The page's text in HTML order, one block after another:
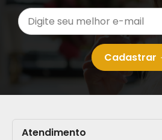
Cadastrar
Atendimento